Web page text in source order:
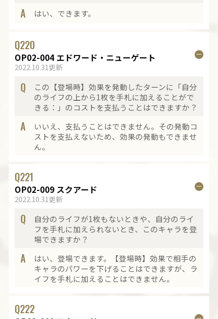
A はい、できます。
Q220
OP02-004 エドワード・ニューゲート
2022.10.31更新
Q
この【登場時】効果を発動したターンに「自分
のライフの上から1枚を手札に加えることがで
きる：」のコストを支払うことはできますか？
A
いいえ、支払うことはできません。その発動コ
ストを支払えないため、効果の発動もできませ
ん。
Q221
OP02-009 スクアード
2022.10.31更新
Q
自分のライフが1枚もないときや、自分のライ
フを手札に加えられないとき、このキャラを登
場できますか？
A
はい、登場できます。【登場時】効果で相手の
キャラのパワーを下げることはできますが、ラ
イフを手札に加えることはできません。
Q222